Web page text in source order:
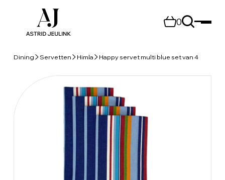
0
Dining Servetten Himla Happy servet multi blue set van 4